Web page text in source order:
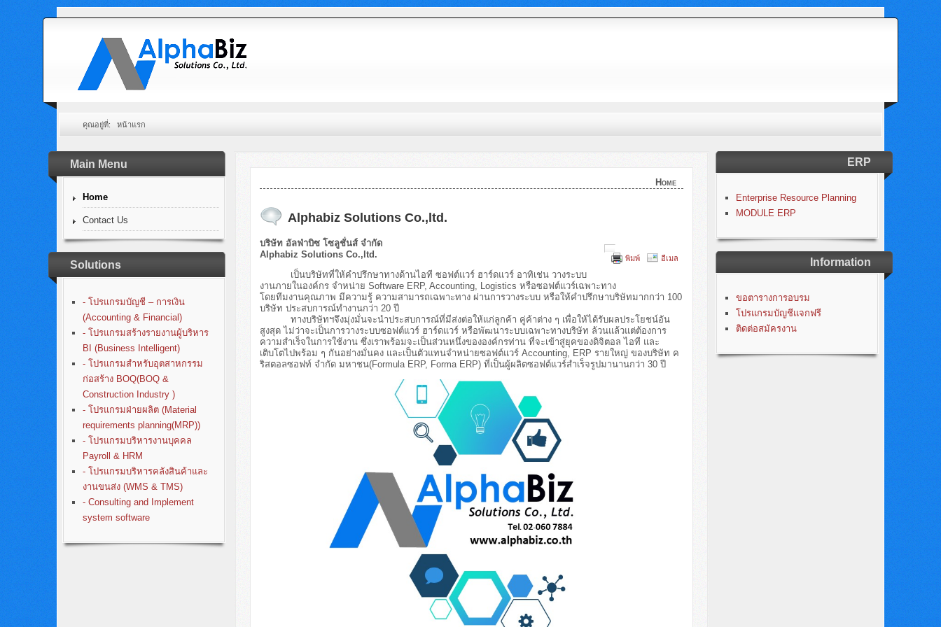
คุณอยู่ที่:หน้าแรก
Main Menu
Home
Contact Us
Solutions
- โปรแกรมบัญชี – การเงิน
(Accounting & Financial)
- โปรแกรมสร้างรายงานผู้บริหาร
BI (Business Intelligent)
- โปรแกรมสำหรับอุตสาหกรรม
ก่อสร้าง BOQ(BOQ &
Construction Industry )
- โปรแกรมฝ่ายผลิต (Material
requirements planning(MRP))
- โปรแกรมบริหารงานบุคคล
Payroll & HRM
- โปรแกรมบริหารคลังสินค้าและ
งานขนส่ง (WMS & TMS)
- Consulting and Implement
system software
Home
Alphabiz Solutions Co.,ltd.
พิมพ์ อีเมล
บริษัท อัลฟ่าบิซ โซลูชั่นส์ จำกัด
Alphabiz Solutions Co.,ltd.
เป็นบริษัทที่ให้คำปรึกษาทางด้านไอที ซอฟต์แวร์ ฮาร์ดแวร์ อาทิเช่น วางระบบ
งานภายในองค์กร จำหน่าย Software ERP, Accounting, Logistics หรือซอฟต์แวร์เฉพาะทาง
โดยทีมงานคุณภาพ มีความรู้ ความสามารถเฉพาะทาง ผ่านการวางระบบ หรือให้คำปรึกษาบริษัทมากกว่า 100
บริษัท ประสบการณ์ทำงานกว่า 20 ปี
ทางบริษัทฯจึงมุ่งมั่นจะนำประสบการณ์ที่มีส่งต่อให้แก่ลูกค้า คู่ค้าต่าง ๆ เพื่อให้ได้รับผลประโยชน์อัน
สูงสุด ไม่ว่าจะเป็นการวางระบบซอฟต์แวร์ ฮาร์ดแวร์ หรือพัฒนาระบบเฉพาะทางบริษัท ล้วนแล้วแต่ต้องการ
ความสำเร็จในการใช้งาน ซึ่งเราพร้อมจะเป็นส่วนหนึ่งขององค์กรท่าน ที่จะเข้าสู่ยุคของดิจิตอล ไอที และ
เติบโตไปพร้อม ๆ กันอย่างมั่นคง และเป็นตัวแทนจำหน่ายซอฟต์แวร์ Accounting, ERP รายใหญ่ ของบริษัท ค
ริสตอลซอฟท์ จำกัด มหาชน(Formula ERP, Forma ERP) ที่เป็นผู้ผลิตซอฟต์แวร์สำเร็จรูปมานานกว่า 30 ปี
ERP
Enterprise Resource Planning
MODULE ERP
Information
ขอตารางการอบรม
โปรแกรมบัญชีแจกฟรี
ติดต่อสมัครงาน